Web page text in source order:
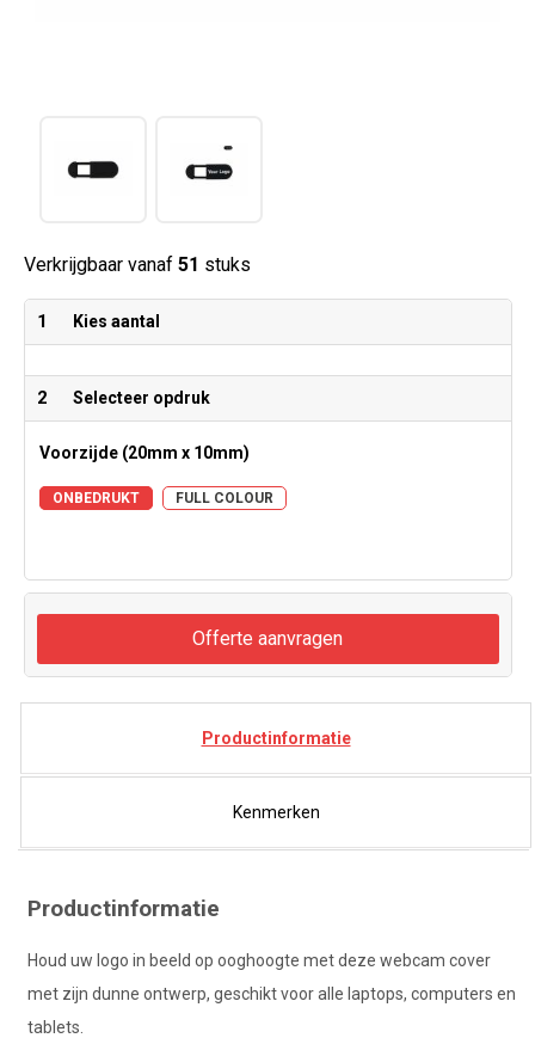
Verkrijgbaar vanaf 51 stuks
1 Kies aantal
2 Selecteer opdruk
Voorzijde (20mm x 10mm)
ONBEDRUKT FULL COLOUR
Offerte aanvragen
Productinformatie
Kenmerken
Productinformatie
Houd uw logo in beeld op ooghoogte met deze webcam cover
met zijn dunne ontwerp, geschikt voor alle laptops, computers en
tablets.